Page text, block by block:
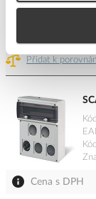
Přidat k
Cena s DPH